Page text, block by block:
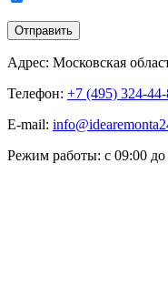
Адрес: Московская
Телефон: +7 (495) 324-44-
E-mail:
Режим работы: с 09:00